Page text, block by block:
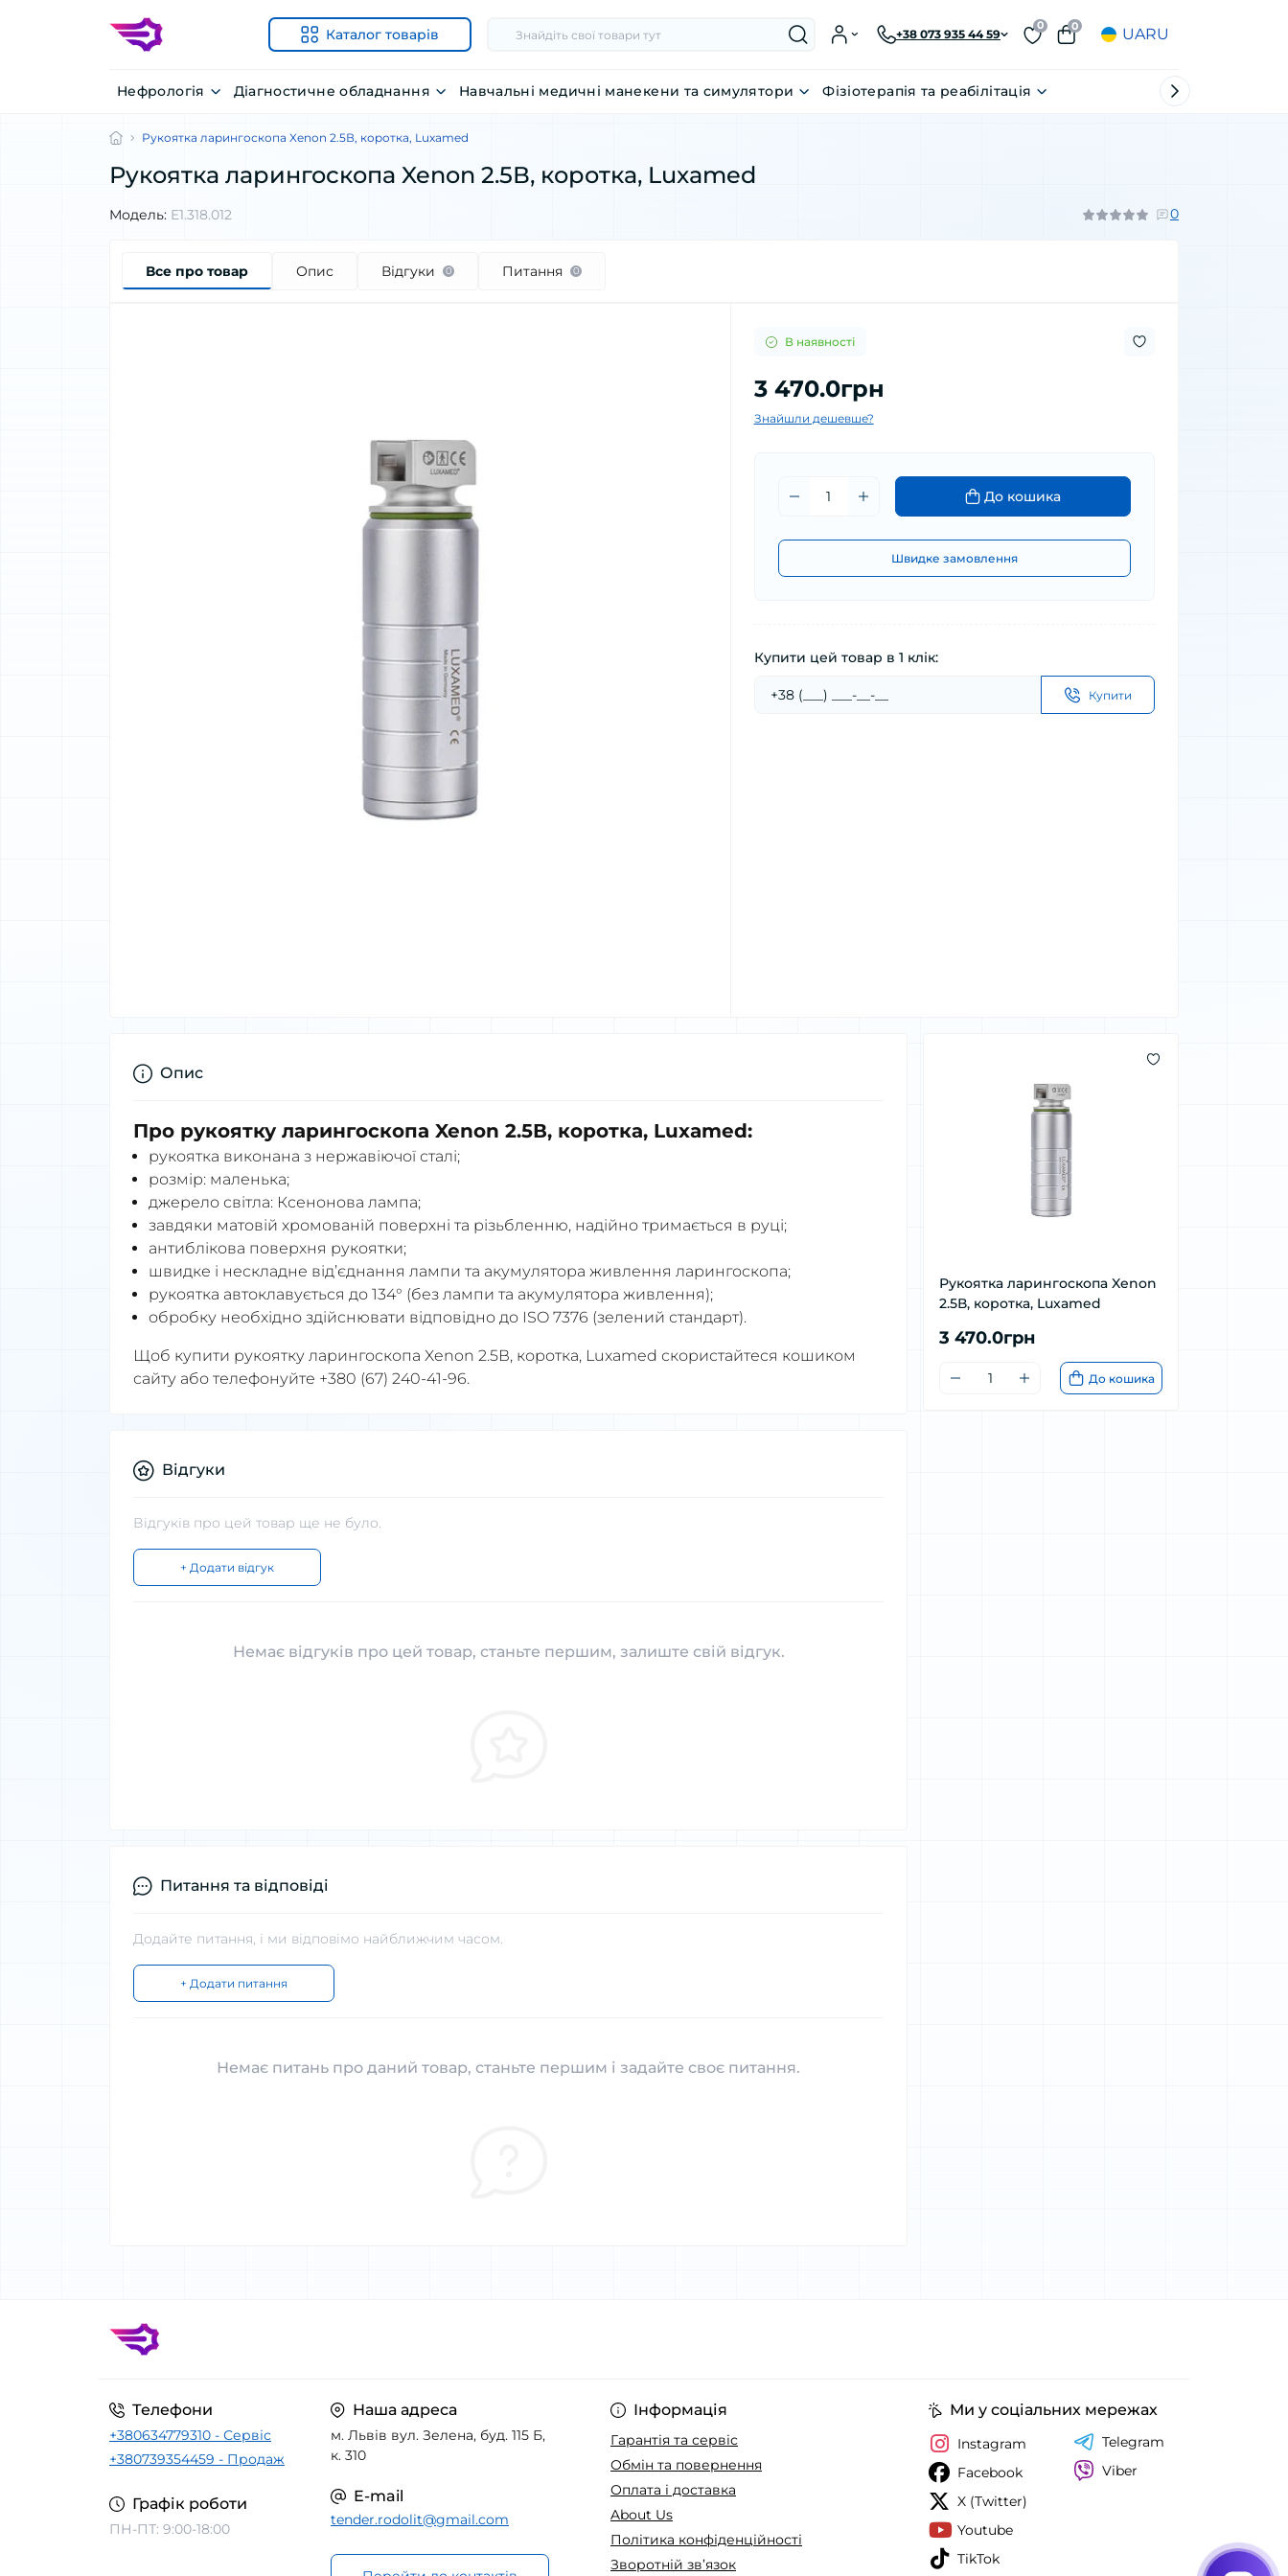
Каталог товарів +38 073 935 44 59
0 0 UARU
Нефрологія Діагностичне обладнання Навчальні медичні манекени та симулятори Фізіотерапія та реабілітація
Рукоятка ларингоскопа Xenon 2.5В, коротка, Luxamed
Рукоятка ларингоскопа Xenon 2.5В, коротка, Luxamed
Модель: E1.318.012 0
Все про товар Опис Відгуки 0 Питання 0
В наявності
3 470.0грн
Знайшли дешевше?
До кошика
Швидке замовлення
Купити цей товар в 1 клік:
Купити
Рукоятка ларингоскопа Xenon
2.5В, коротка, Luxamed
3 470.0грн
До кошика
Опис
Про рукоятку ларингоскопа Xenon 2.5В, коротка, Luxamed:
рукоятка виконана з нержавіючої сталі;
розмір: маленька;
джерело світла: Ксенонова лампа;
завдяки матовій хромованій поверхні та різьбленню, надійно тримається в руці;
антиблікова поверхня рукоятки;
швидке і нескладне від’єднання лампи та акумулятора живлення ларингоскопа;
рукоятка автоклавується до 134° (без лампи та акумулятора живлення);
обробку необхідно здійснювати відповідно до ISO 7376 (зелений стандарт).
Щоб купити рукоятку ларингоскопа Xenon 2.5В, коротка, Luxamed скористайтеся кошиком
сайту або телефонуйте +380 (67) 240-41-96.
Відгуки
Відгуків про цей товар ще не було.
+ Додати відгук
Немає відгуків про цей товар, станьте першим, залиште свій відгук.
Питання та відповіді
Додайте питання, і ми відповімо найближчим часом.
+ Додати питання
Немає питань про даний товар, станьте першим і задайте своє питання.
Телефони
+380634779310 - Сервіс
+380739354459 - Продаж
Графік роботи
ПН-ПТ: 9:00-18:00
Наша адреса
м. Львів вул. Зелена, буд. 115 Б,
к. 310
E-mail
tender.rodolit@gmail.com
Інформація
Гарантія та сервіс
Обмін та повернення
Оплата і доставка
About Us
Політика конфіденційності
Зворотній зв’язок
Ми у соціальних мережах
Instagram
Facebook
X (Twitter)
Youtube
TikTok
Telegram
Viber